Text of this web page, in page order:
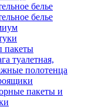
белье
белье
пакеты
туалетная,
полотенца
пакеты и